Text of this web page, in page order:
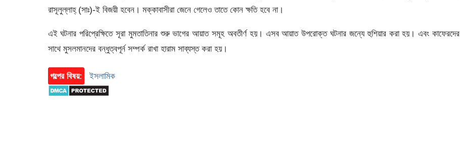
রাসূলুল্লাহ্ (সাঃ)-ই বিজয়ী হবেন। মক্কাবাসীরা জেনে গেলেও তাতে কোন ক্ষতি হবে না।
এই ঘটনার পরিপ্রেক্ষিতে সূরা মুমতাতিনার শুরু ভাগের আয়াত সমূহ অবতীর্ণ হয়। এসব আয়াত উপরোক্ত ঘটনার জন্যে হুশিয়ার করা হয়। এবং কাফেরদের
সাথে মুসলমানদের বন্ধুত্বপূর্ন সম্পর্ক রাখা হারাম সাব্যস্ত করা হয়।
গল্পের বিষয়: ইসলামিক